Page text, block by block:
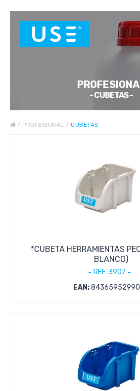
- CUBETAS -
/ PROFESIONAL / CUBETAS
*CUBETA HERRAMIENTAS
BLANCO)
REF. 3907
EAN: